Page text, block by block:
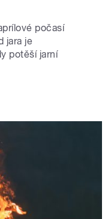
počasí
jara je
potěší jarní